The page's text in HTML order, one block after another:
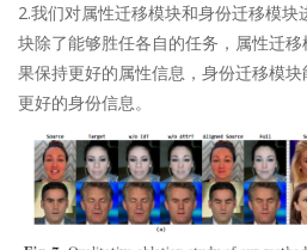
2.我们对属性迁移模块和身份迁移模
块除了能够胜任各自的任务，属性迁
果保持更好的属性信息，身份迁移模
更好的身份信息。